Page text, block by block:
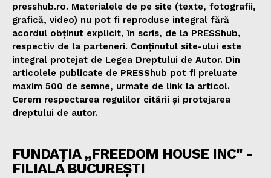
presshub.ro. Materialele de pe site (texte, fotografii,
grafică, video) nu pot fi reproduse integral fără
acordul obținut explicit, în scris, de la PRESShub,
respectiv de la parteneri. Conținutul site-ului este
integral protejat de Legea Dreptului de Autor. Din
articolele publicate de PRESShub pot fi preluate
maxim 500 de semne, urmate de link la articol.
Cerem respectarea regulilor citării și protejarea
dreptului de autor.
FUNDAȚIA „FREEDOM HOUSE INC" -
FILIALA BUCUREȘTI